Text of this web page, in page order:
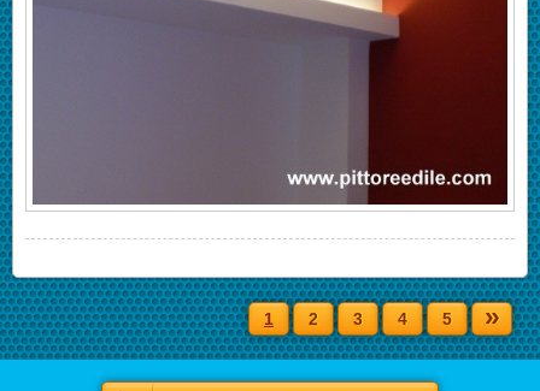
1 2 3 4 5 »